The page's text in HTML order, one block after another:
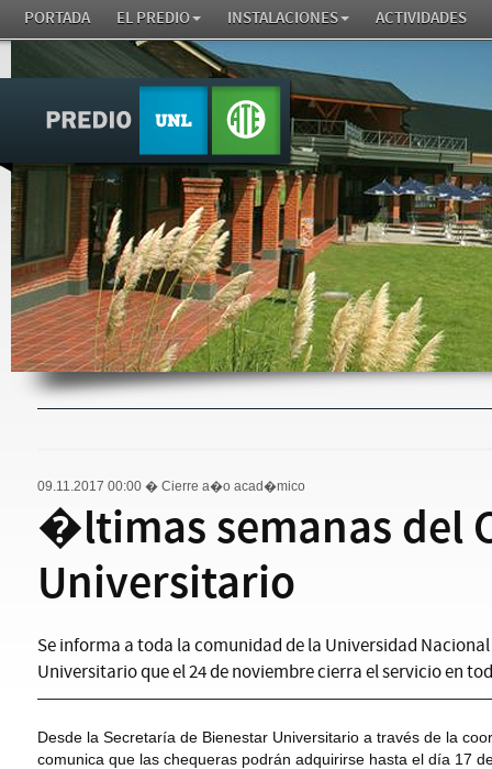
PORTADA EL PREDIO INSTALACIONES ACTIVIDADES
09.11.2017 00:00 � Cierre a�o acad�mico
�ltimas semanas del
Universitario
Se informa a toda la comunidad de la Universidad
Universitario que el 24 de noviembre cierra el servicio en
Desde la Secretaría de Bienestar Universitario a través de la
comunica que las chequeras podrán adquirirse hasta el día 17